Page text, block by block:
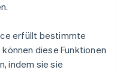
erfüllt bestimmte
diese Funktionen
indem sie sie